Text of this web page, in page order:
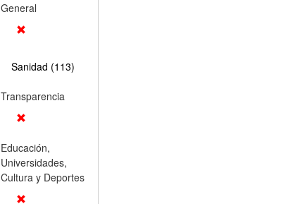
General
Sanidad (113)
Transparencia
Educación,
Universidades,
Cultura y Deportes